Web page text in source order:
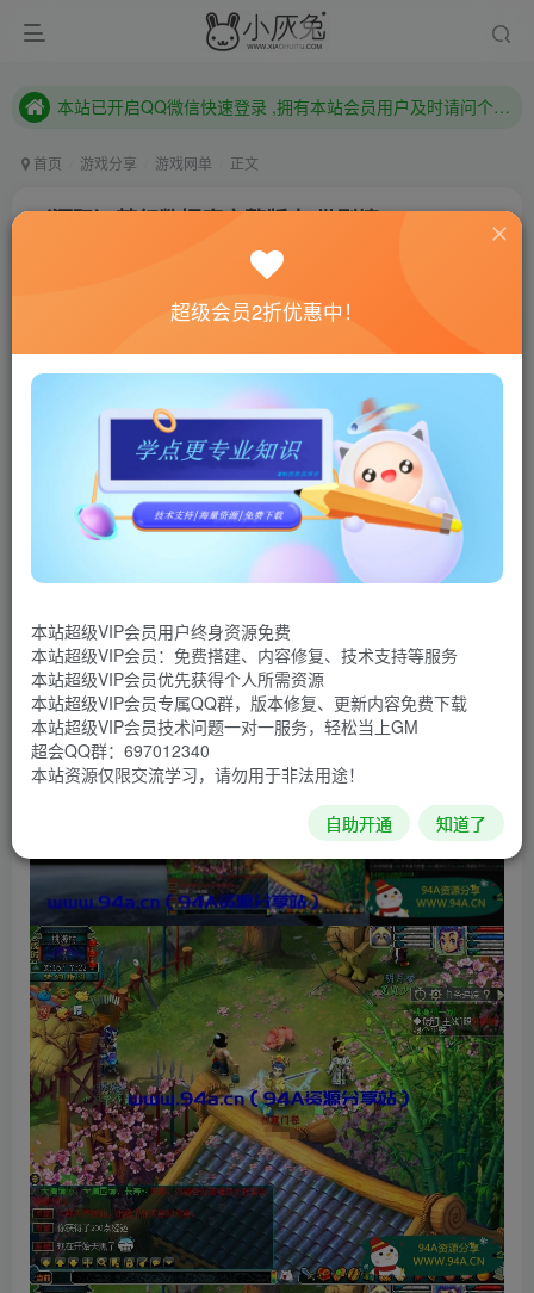
已注册用户及时绑定邮箱,防止忘记资料
已注册用户及时绑定邮箱,防止忘记资料
首页 游戏分享 游戏网单 正文
（源码）梦幻数据库完整版本.带剧情
联网教程： 内附教程
单机教程： 内附教程
不懂的话联系客服！！！
此版本为数据库版本
带剧情，点任务名字，自动引路功能
属性PK很平衡
非常好的一个版本，不多说看图
超级会员2折优惠中！
本站超级VIP会员用户终身资源免费
本站超级VIP会员：免费搭建、内容修复、技术支持等服务
本站超级VIP会员优先获得个人所需资源
本站超级VIP会员专属QQ群，版本修复、更新内容免费下载
本站超级VIP会员技术问题一对一服务，轻松当上GM
超会QQ群：697012340
本站资源仅限交流学习，请勿用于非法用途！
自助开通 知道了